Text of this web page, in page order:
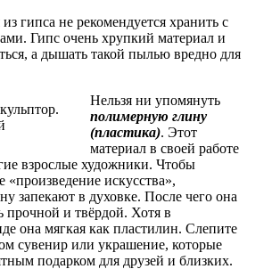
гипса не рекомендуется хранить с
Гипс очень хрупкий материал и
а дышать такой пылью вредно для
Нельзя ни упомянуть
полимерную глину
(пластика). Этот
материал в своей работе
взрослые художники. Чтобы
«произведение искусства»,
запекают в духовке. После чего она
прочной и твёрдой. Хотя в
она мягкая как пластилин. Слепите
сувенир или украшение, которые
подарком для друзей и близких.